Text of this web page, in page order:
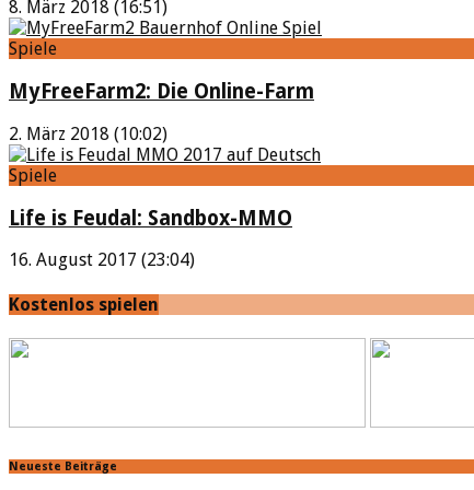
8. März 2018 (16:51)
Spiele
MyFreeFarm2: Die Online-Farm
2. März 2018 (10:02)
Spiele
Life is Feudal: Sandbox-MMO
16. August 2017 (23:04)
Kostenlos spielen
Neueste Beiträge